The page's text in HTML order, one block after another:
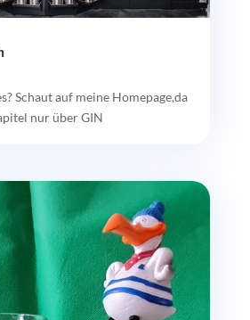
Schaut auf meine Homepage,da
nur über GIN